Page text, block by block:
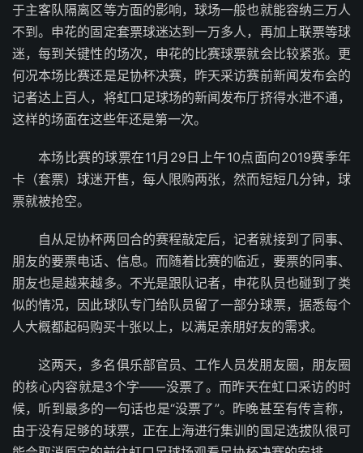
于主客队隔离区等方面的影响，球场一般也就能容纳三万人
不到。申花的固定套票球迷达到一万多人，再加上联票等球
迷，每到关键性的场次，申花的比赛球票就会比较紧张。更
何况本场比赛还是足协杯决赛，昨天采访赛前新闻发布会的
记者达上百人，将虹口足球场的新闻发布厅挤得水泄不通，
这样的场面在这些年还是第一次。
本场比赛的球票在11月29日上午10点面向2019赛季年
卡（套票）球迷开售，每人限购两张，然而短短几分钟，球
票就被抢空。
自从足协杯两回合的赛程敲定后，记者就接到了同事、
朋友的要票电话、信息。而随着比赛的临近，要票的同事、
朋友也是越来越多。不光是跟队记者，申花队员也碰到了类
似的情况，因此球队专门给队员留了一部分球票，据悉每个
人大概都起码购买十张以上，以满足亲朋好友的需求。
这两天，多名俱乐部官员、工作人员发朋友圈，朋友圈
的核心内容就是3个字——没票了。而昨天在虹口采访的时
候，听到最多的一句话也是“没票了”。昨晚甚至有传言称，
由于没有足够的球票，正在上海进行集训的国足选拔队很可